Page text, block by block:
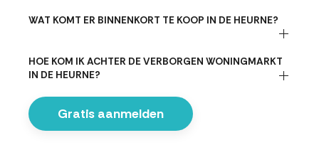
WAT KOMT ER BINNENKORT TE KOOP IN DE HEURNE?
HOE KOM IK ACHTER DE VERBORGEN WONINGMARKT
IN DE HEURNE?
Gratis aanmelden